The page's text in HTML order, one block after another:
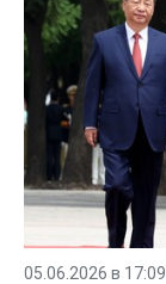
05.06.2026 в 17:09